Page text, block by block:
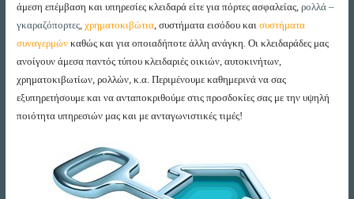
άμεση επέμβαση και υπηρεσίες κλειδαρά είτε για πόρτες ασφαλείας,ρολλά –
γκαραζόπορτες,χρηματοκιβώτια, συστήματα εισόδου καισυστήματα
συναγερμών καθώς και για οποιαδήποτε άλλη ανάγκη. Οι κλειδαράδες μας
ανοίγουν άμεσα παντός τύπου κλειδαριές οικιών, αυτοκινήτων,
χρηματοκιβωτίων, ρολλών, κ.α. Περιμένουμε καθημερινά να σας
εξυπηρετήσουμε και να ανταποκριθούμε στις προσδοκίες σας με την υψηλή
ποιότητα υπηρεσιών μας και με ανταγωνιστικές τιμές!